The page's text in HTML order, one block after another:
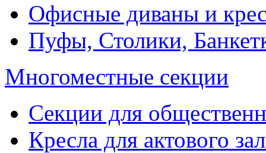
Офисные диваны и
Пуфы, Столики,
Многоместные секции
Секции для
Кресла для актового